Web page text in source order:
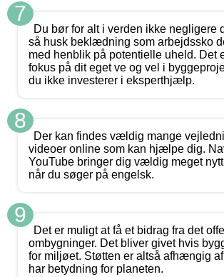
7
Du bør for alt i verden ikke negligere
så husk beklædning som arbejdssko
med henblik på potentielle uheld. Det
fokus på dit eget ve og vel i
du ikke investerer i eksperthjælp.
8
Der kan findes vældig mange
videoer online som kan hjælpe dig.
YouTube bringer dig vældig meget
når du søger på engelsk.
9
Det er muligt at få et bidrag fra det
ombygninger. Det bliver givet hvis
for miljøet. Støtten er altså afhængig
har betydning for planeten.